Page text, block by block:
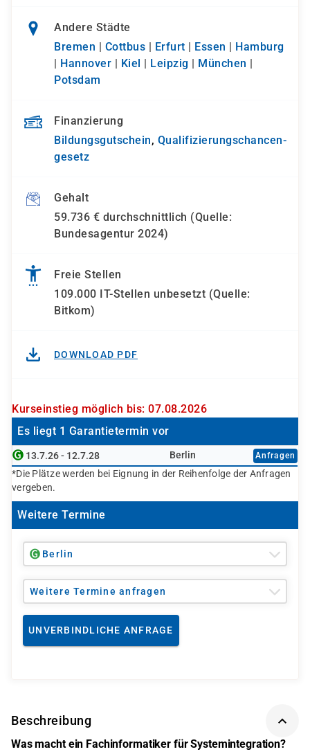
Andere Städte
Bremen | Cottbus | Erfurt | Essen | Hamburg
| Hannover | Kiel | Leipzig | München |
Potsdam
Finanzierung
Bildungsgutschein, Qualifizierungs­chancen­
gesetz
Gehalt
59.736 € durchschnittlich (Quelle:
Bundesagentur 2024)
Freie Stellen
109.000 IT-Stellen unbesetzt (Quelle:
Bitkom)
DOWNLOAD PDF
Kurseinstieg möglich bis: 07.08.2026
Es liegt 1 Garantietermin vor
13.7.26 - 12.7.28 Berlin Anfragen
*Die Plätze werden bei Eignung in der Reihenfolge der Anfragen
vergeben.
Weitere Termine
Berlin
Weitere Termine anfragen
UNVERBINDLICHE ANFRAGE
Beschreibung
Was macht ein Fachinformatiker für Systemintegration?